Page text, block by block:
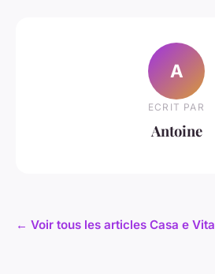
A
ECRIT PAR
Antoine
← Voir tous les articles Casa e Vita